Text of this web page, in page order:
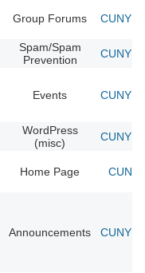
Group Forums CUNY
Spam/Spam
Prevention
CUNY
Events CUNY
WordPress
(misc)
CUNY
Home Page CUNY
Announcements CUNY